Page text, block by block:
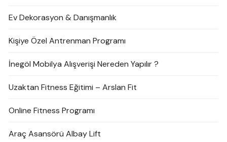
Ev Dekorasyon & Danışmanlık
Kişiye Özel Antrenman Programı
İnegöl Mobilya Alışverişi Nereden Yapılır ?
Uzaktan Fitness Eğitimi – Arslan Fit
Online Fitness Programı
Araç Asansörü Albay Lift